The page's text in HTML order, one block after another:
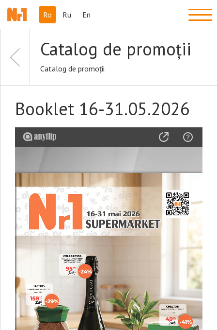
Ro Ru En
Catalog de promoții
Catalog de promoții
Booklet 16-31.05.2026